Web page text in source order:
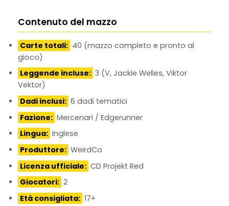
Contenuto del mazzo
Carte totali: 40 (mazzo completo e pronto al
gioco)
Leggende incluse: 3 (V, Jackie Welles, Viktor
Vektor)
Dadi inclusi: 6 dadi tematici
Fazione: Mercenari / Edgerunner
Lingua: Inglese
Produttore: WeirdCo
Licenza ufficiale: CD Projekt Red
Giocatori: 2
Età consigliata: 17+